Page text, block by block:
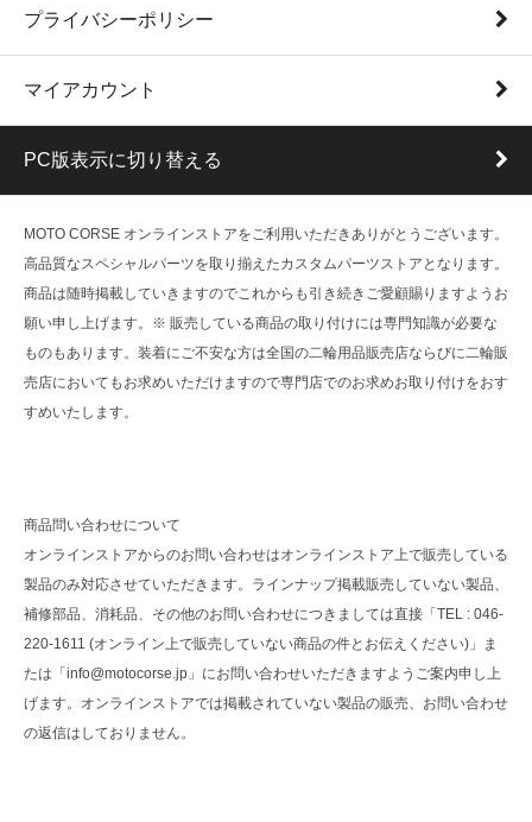
プライバシーポリシー
マイアカウント
PC版表示に切り替える
MOTO CORSE オンラインストアをご利用いただきありがとうございます。
高品質なスペシャルパーツを取り揃えたカスタムパーツストアとなります。
商品は随時掲載していきますのでこれからも引き続きご愛顧賜りますようお
願い申し上げます。※ 販売している商品の取り付けには専門知識が必要な
ものもあります。装着にご不安な方は全国の二輪用品販売店ならびに二輪販
売店においてもお求めいただけますので専門店でのお求めお取り付けをおす
すめいたします。
商品問い合わせについて
オンラインストアからのお問い合わせはオンラインストア上で販売している
製品のみ対応させていただきます。ラインナップ掲載販売していない製品、
補修部品、消耗品、その他のお問い合わせにつきましては直接「TEL : 046-
220-1611 (オンライン上で販売していない商品の件とお伝えください)」ま
たは「info@motocorse.jp」にお問い合わせいただきますようご案内申し上
げます。オンラインストアでは掲載されていない製品の販売、お問い合わせ
の返信はしておりません。